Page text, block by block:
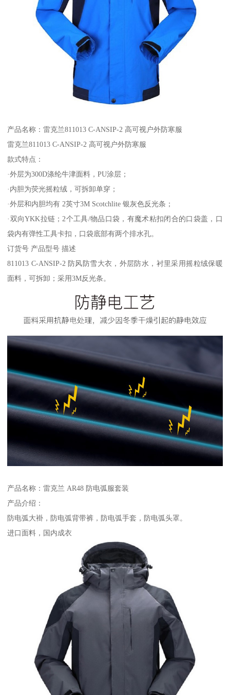
产品名称：雷克兰811013 C-ANSIP-2 高可视户外防寒服
雷克兰811013 C-ANSIP-2 高可视户外防寒服
款式特点：
·外层为300D涤纶牛津面料，PU涂层；
·内胆为荧光摇粒绒，可拆卸单穿；
·外层和内胆均有 2英寸3M Scotchlite 银灰色反光条；
·双向YKK拉链；2个工具/物品口袋，有魔术粘扣闭合的口袋盖，口
袋内有弹性工具卡扣，口袋底部有两个排水孔。
订货号 产品型号 描述
811013 C-ANSIP-2 防风防雪大衣，外层防水，衬里采用摇粒绒保暖
面料，可拆卸；采用3M反光条。
产品名称：雷克兰 AR48 防电弧服套装
产品介绍：
防电弧大褂，防电弧背带裤，防电弧手套，防电弧头罩。
进口面料，国内成衣